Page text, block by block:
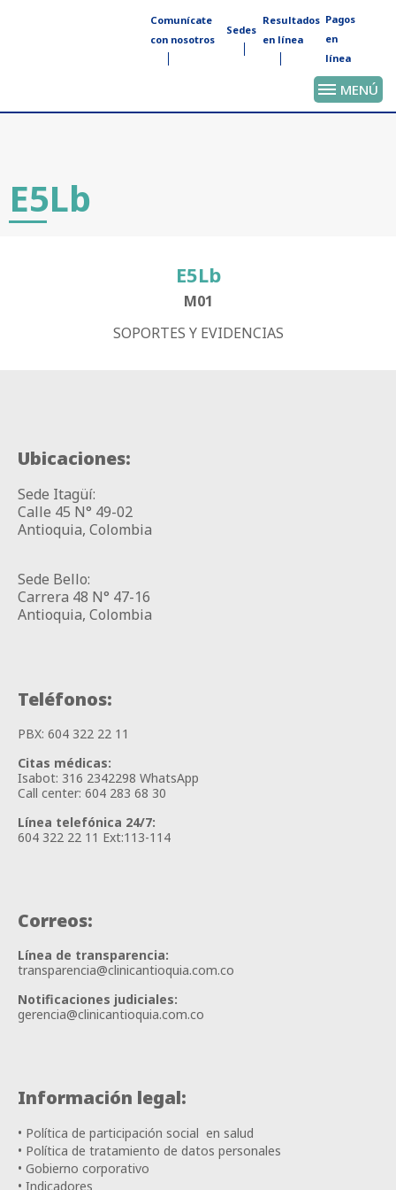
Comunícate
con nosotros
Sedes
Resultados
en línea
Pagos
en
línea
MENÚ
E5Lb
E5Lb
M01
SOPORTES Y EVIDENCIAS
Ubicaciones:
Sede Itagüí:
Calle 45 N° 49-02
Antioquia, Colombia
Sede Bello:
Carrera 48 N° 47-16
Antioquia, Colombia
Teléfonos:​
PBX: 604 322 22 11
Citas médicas:
Isabot: 316 2342298 WhatsApp
Call center: 604 283 68 30
Línea telefónica 24/7:
604 322 22 11 Ext:113-114
Correos:
Línea de transparencia:
transparencia@clinicantioquia.com.co
Notificaciones judiciales:
gerencia@clinicantioquia.com.co
Información legal:
• Política de participación social en salud
• Política de tratamiento de datos personales
• Gobierno corporativo
• Indicadores